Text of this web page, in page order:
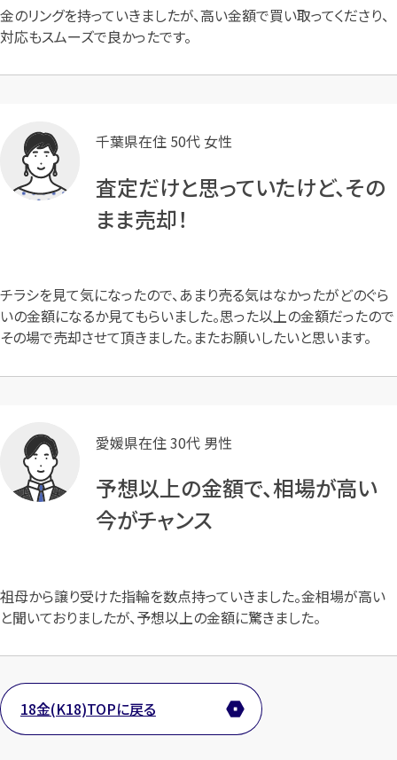
金のリングを持っていきましたが、高い金額で買い取ってくださり、
対応もスムーズで良かったです。
千葉県在住 50代 女性
査定だけと思っていたけど、その
まま売却！
チラシを見て気になったので、あまり売る気はなかったがどのぐら
いの金額になるか見てもらいました。思った以上の金額だったので
その場で売却させて頂きました。またお願いしたいと思います。
愛媛県在住 30代 男性
予想以上の金額で、相場が高い
今がチャンス
祖母から譲り受けた指輪を数点持っていきました。金相場が高い
と聞いておりましたが、予想以上の金額に驚きました。
18金(K18)TOPに戻る